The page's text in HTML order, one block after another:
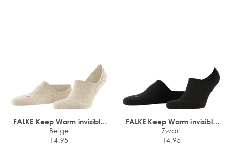
FALKE Keep Warm invisible
unisex sokken
Beige
14,95
FALKE Keep Warm invisible
unisex sokken
Zwart
14,95